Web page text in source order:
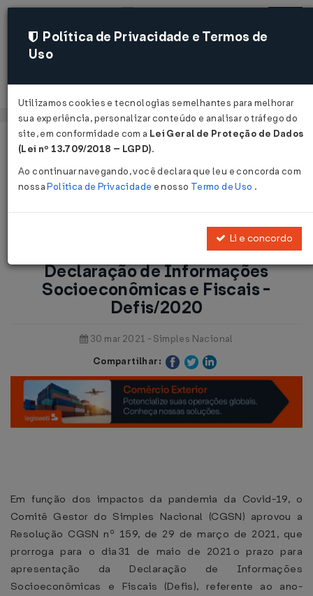
Acessar
Página Inicial
Notícias
Socioeconômicas e Fiscais - Defis/2020...
Voltar
Prorrogado prazo de entrega da
Declaração de Informações
Socioeconômicas e Fiscais -
Defis/2020
30 mar 2021 - Simples Nacional
Compartilhar:
Em função dos impactos da pandemia da Covid-19, o
Comitê Gestor do Simples Nacional (CGSN) aprovou a
Resolução CGSN nº 159, de 29 de março de 2021, que
prorroga para o dia 31 de maio de 2021 o prazo para
apresentação da Declaração de Informações
Socioeconômicas e Fiscais (Defis), referente ao ano-
Política de Privacidade e Termos de
Uso
Utilizamos cookies e tecnologias semelhantes para melhorar
sua experiência, personalizar conteúdo e analisar o tráfego do
site, em conformidade com a Lei Geral de Proteção de Dados
(Lei nº 13.709/2018 – LGPD).
Ao continuar navegando, você declara que leu e concorda com
nossaPolítica de Privacidade e nosso Termo de Uso .
Li e concordo